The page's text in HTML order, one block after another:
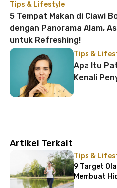
Tips & Lifestyle
5 Tempat Makan di Ciawi
dengan Panorama Alam,
untuk Refreshing!
Tips &
Apa Itu
Kenali
Artikel Terkait
Tips &
9 Target
Membuat